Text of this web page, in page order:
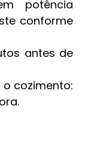
potência
conforme
antes de
cozimento: